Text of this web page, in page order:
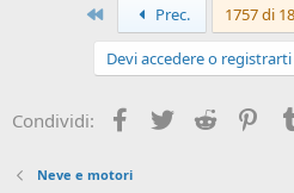
Primo Prec. 1757 di
Devi accedere o
Condividi: Facebook
Twitter Reddit
Neve e motori